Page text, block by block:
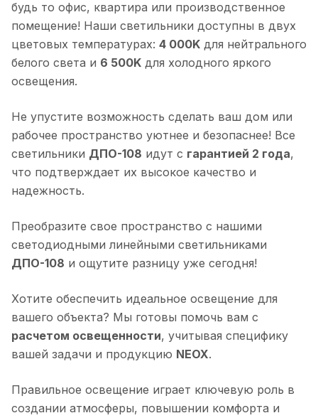
будь то офис, квартира или производственное
помещение! Наши светильники доступны в двух
цветовых температурах: 4 000K для нейтрального
белого света и 6 500K для холодного яркого
освещения.
Не упустите возможность сделать ваш дом или
рабочее пространство уютнее и безопаснее! Все
светильники ДПО-108 идут с гарантией 2 года,
что подтверждает их высокое качество и
надежность.
Преобразите свое пространство с нашими
светодиодными линейными светильниками
ДПО-108 и ощутите разницу уже сегодня!
Хотите обеспечить идеальное освещение для
вашего объекта? Мы готовы помочь вам с
расчетом освещенности, учитывая специфику
вашей задачи и продукцию NEOX.
Правильное освещение играет ключевую роль в
создании атмосферы, повышении комфорта и